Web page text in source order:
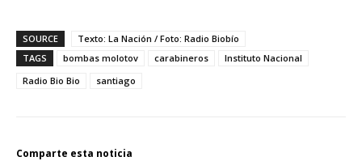
SOURCE
Texto: La Nación / Foto: Radio Biobío
TAGS
bombas molotov carabineros
Instituto Nacional
Radio Bio Bio
santiago
Comparte esta noticia